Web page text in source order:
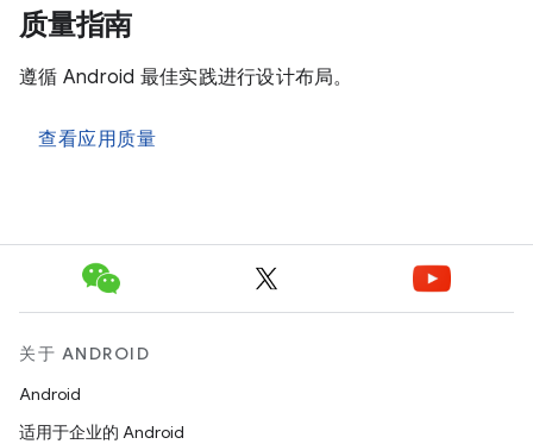
质量指南
遵循 Android 最佳实践进行设计布局。
查看应用质量
关于 ANDROID
Android
适用于企业的 Android